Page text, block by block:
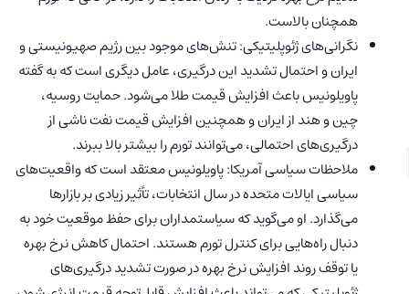
همچنان بالاست.
نگرانی‌های ژئوپلیتیکی: تنش‌های موجود بین رژیم صهیونیستی و
ایران و احتمال تشدید این درگیری، عامل دیگری است که به گفته‌
پاویلونیس باعث افزایش قیمت طلا می‌شود. حمایت روسیه،
چین و هند از ایران و همچنین افزایش قیمت نفت ناشی از
درگیری‌های احتمالی، می‌توانند تورم را بیشتر بالا ببرند.
ملاحظات سیاسی آمریکا: پاویلونیس معتقد است که واقعیت‌های
سیاسی ایالات متحده در سال انتخابات، تأثیر زیادی بر بازارها
می‌گذارد. او می‌گوید که سیاستمداران برای حفظ موقعیت خود به
دنبال راه‌هایی برای کنترل تورم هستند. احتمال کاهش نرخ بهره
یا توقف روند افزایش نرخ بهره در صورت تشدید درگیری‌های